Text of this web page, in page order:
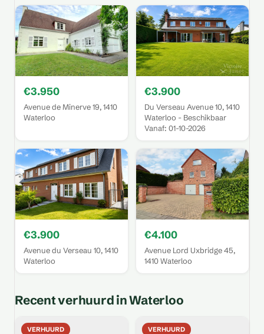
€3.950
Avenue de Minerve 19, 1410
Waterloo
€3.900
Du Verseau Avenue 10, 1410
Waterloo - Beschikbaar
Vanaf: 01-10-2026
€3.900
Avenue du Verseau 10, 1410
Waterloo
€4.100
Avenue Lord Uxbridge 45,
1410 Waterloo
Recent verhuurd in Waterloo
VERHUURD VERHUURD